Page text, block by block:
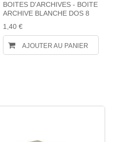
BOITES D'ARCHIVES - BOITE
ARCHIVE BLANCHE DOS 8
1,40 €
AJOUTER AU PANIER